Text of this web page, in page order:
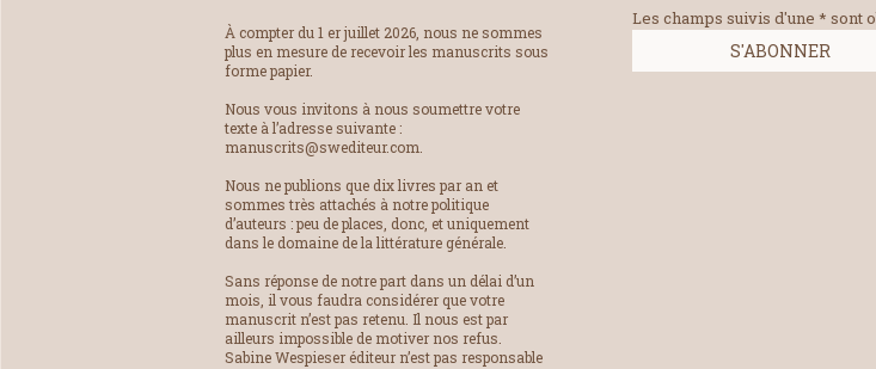
À compter du 1 er juillet 2026, nous ne sommes
plus en mesure de recevoir les manuscrits sous
forme papier.
Nous vous invitons à nous soumettre votre
texte à l’adresse suivante :
manuscrits@swediteur.com.
Nous ne publions que dix livres par an et
sommes très attachés à notre politique
d’auteurs : peu de places, donc, et uniquement
dans le domaine de la littérature générale.
Sans réponse de notre part dans un délai d’un
mois, il vous faudra considérer que votre
manuscrit n’est pas retenu. Il nous est par
ailleurs impossible de motiver nos refus.
Sabine Wespieser éditeur n’est pas responsable
Les champs suivis d'une * sont